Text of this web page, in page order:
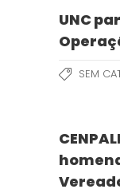
UNC
SEM